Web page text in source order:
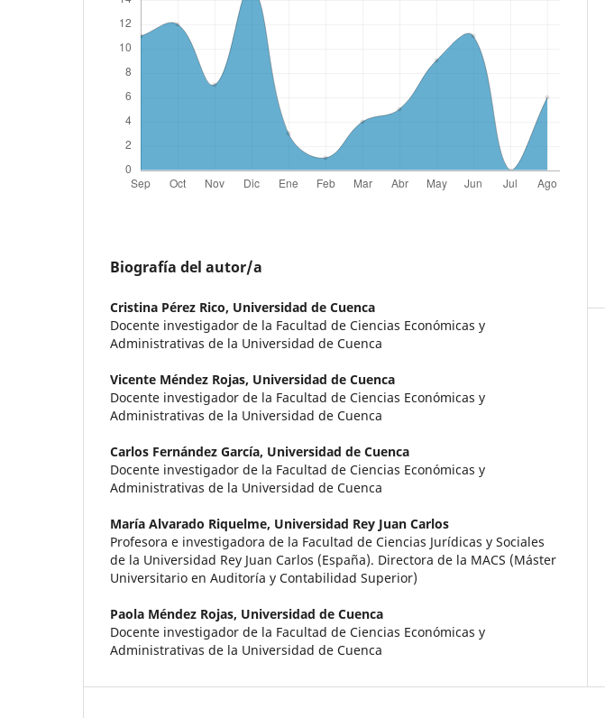
Biografía del autor/a
Cristina Pérez Rico, Universidad de Cuenca
Docente investigador de la Facultad de Ciencias Económicas y
Administrativas de la Universidad de Cuenca
Vicente Méndez Rojas, Universidad de Cuenca
Docente investigador de la Facultad de Ciencias Económicas y
Administrativas de la Universidad de Cuenca
Carlos Fernández García, Universidad de Cuenca
Docente investigador de la Facultad de Ciencias Económicas y
Administrativas de la Universidad de Cuenca
María Alvarado Riquelme, Universidad Rey Juan Carlos
Profesora e investigadora de la Facultad de Ciencias Jurídicas y Sociales
de la Universidad Rey Juan Carlos (España). Directora de la MACS (Máster
Universitario en Auditoría y Contabilidad Superior)
Paola Méndez Rojas, Universidad de Cuenca
Docente investigador de la Facultad de Ciencias Económicas y
Administrativas de la Universidad de Cuenca